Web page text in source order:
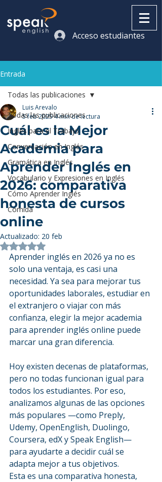
Acceso estudiantes
Entrada
Todas las publicaciones
Inglés para el Trabajo
Conversación en Inglés
Gramática en Inglés
Vocabulario y Expresiones en Inglés
Cómo Aprender Inglés
Comida
Todas las publicaciones
Cuál es la Mejor
Academia para
Aprender Inglés en
2026: comparativa
honesta de cursos
online
Luis Arevalo
5 feb 20254 min de lectura
Actualizado: 20 feb
Obtuvo NaN de 5 estrellas.
Aprender inglés en 2026 ya no es
solo una ventaja, es casi una
necesidad. Ya sea para mejorar tus
oportunidades laborales, estudiar en
el extranjero o viajar con más
confianza, elegir la mejor academia
para aprender inglés online puede
marcar una gran diferencia.
Hoy existen decenas de plataformas,
pero no todas funcionan igual para
todos los estudiantes. Por eso,
analizamos algunas de las opciones
más populares —como Preply,
Udemy, OpenEnglish, Duolingo,
Coursera, edX y Speak English—
para ayudarte a decidir cuál se
adapta mejor a tus objetivos.
Esta es una comparativa honesta,